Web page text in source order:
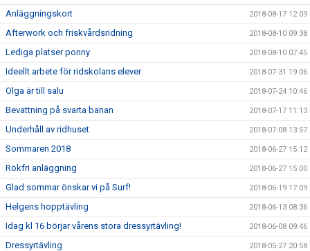
Anläggningskort 2018-08-17 12:09
Afterwork och friskvårdsridning 2018-08-10 09:38
Lediga platser ponny 2018-08-10 07:45
Ideellt arbete för ridskolans elever 2018-07-31 19:06
Olga är till salu 2018-07-24 10:46
Bevattning på svarta banan 2018-07-17 11:13
Underhåll av ridhuset 2018-07-08 13:57
Sommaren 2018 2018-06-27 15:12
Rökfri anläggning 2018-06-27 15:00
Glad sommar önskar vi på Surf! 2018-06-19 17:09
Helgens hopptävling 2018-06-13 08:36
Idag kl 16 börjar vårens stora dressyrtävling! 2018-06-08 09:46
Dressyrtävling 2018-05-27 20:58